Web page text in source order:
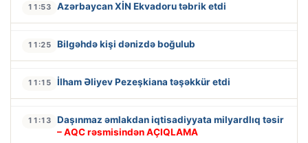
11:53 Azərbaycan XİN Ekvadoru təbrik etdi
11:25 Bilgəhdə kişi dənizdə boğulub
11:15 İlham Əliyev Pezeşkiana təşəkkür etdi
11:13
Daşınmaz əmlakdan iqtisadiyyata milyardlıq təsir
– AQC rəsmisindən AÇIQLAMA